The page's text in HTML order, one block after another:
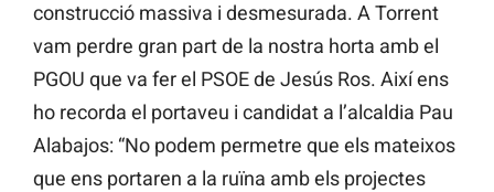
construcció massiva i desmesurada. A Torrent
vam perdre gran part de la nostra horta amb el
PGOU que va fer el PSOE de Jesús Ros. Així ens
ho recorda el portaveu i candidat a l’alcaldia Pau
Alabajos: “No podem permetre que els mateixos
que ens portaren a la ruïna amb els projectes